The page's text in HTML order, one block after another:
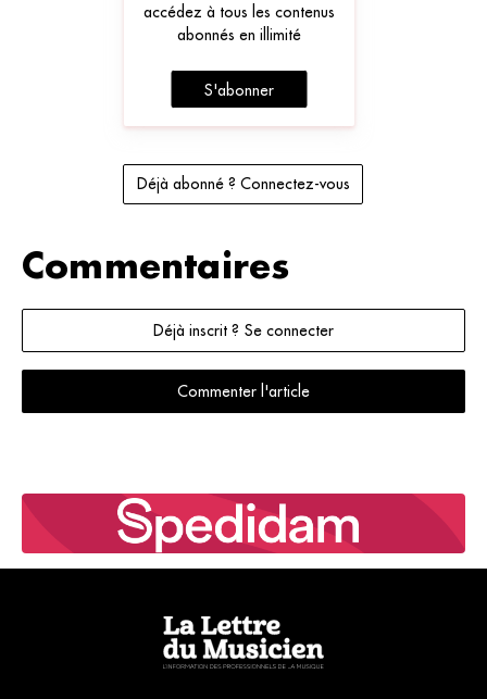
accédez à tous les contenus
abonnés en illimité
S'abonner
Déjà abonné ? Connectez-vous
Commentaires
Déjà inscrit ? Se connecter
Commenter l'article